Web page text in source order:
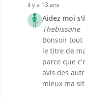
il y a 13 ans
Aidez moi
Thebissane
Bonsoir tout
le titre de
parce que
avis des
mieux ma